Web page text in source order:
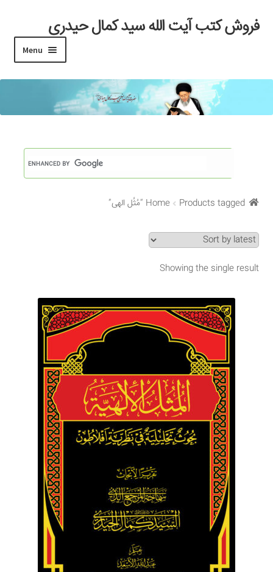
Skip
to
Skip
to
فروش کتب آیت الله سید کمال حیدری
Menu
خانه
#97 (بدون عنوان)
Checkout
My account
Search Results
Shop
برگه نمونه
برگه نمونه
تماس با ما
ثبت شکایات
حساب کاربری من
سبد خرید
Home Products tagged “مُثُل الهی”
Showing the single result